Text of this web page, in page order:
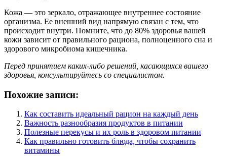
Кожа — это зеркало, отражающее внутреннее состояние
организма. Ее внешний вид напрямую связан с тем, что
происходит внутри. Помните, что до 80% здоровья вашей
кожи зависит от правильного рациона, полноценного сна и
здорового микробиома кишечника.
Перед принятием каких-либо решений, касающихся вашего
здоровья, консультируйтесь со специалистом.
Похожие записи:
Как составить идеальный рацион на каждый день
Важность разнообразия продуктов в питании
Полезные перекусы и их роль в здоровом питании
Как правильно готовить блюда, чтобы сохранить
витамины